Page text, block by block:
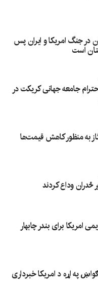
در جنگ امریکا و ایران پس
است
جامعه جهانی کریکت در
به منظور کاهش قیمت‌ها
ځدران وداع کردند
امریکا برای بندر چابهار
په اړه د امریکا خبرداری